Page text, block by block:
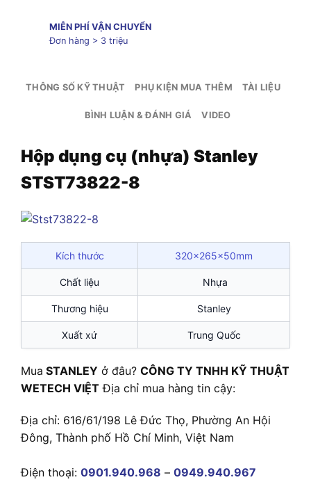
MIỄN PHÍ VẬN CHUYỂN
Đơn hàng > 3 triệu
THÔNG SỐ KỸ THUẬT PHỤ KIỆN MUA THÊM TÀI LIỆU
BÌNH LUẬN & ĐÁNH GIÁ VIDEO
Hộp dụng cụ (nhựa) Stanley
STST73822-8
Kích thước 320x265x50mm
Chất liệu Nhựa
Thương hiệu Stanley
Xuất xứ Trung Quốc
Mua STANLEY ở đâu? CÔNG TY TNHH KỸ THUẬT
WETECH VIỆT Địa chỉ mua hàng tin cậy:
Địa chỉ: 616/61/198 Lê Đức Thọ, Phường An Hội
Đông, Thành phố Hồ Chí Minh, Việt Nam
Điện thoại: 0901.940.968 – 0949.940.967